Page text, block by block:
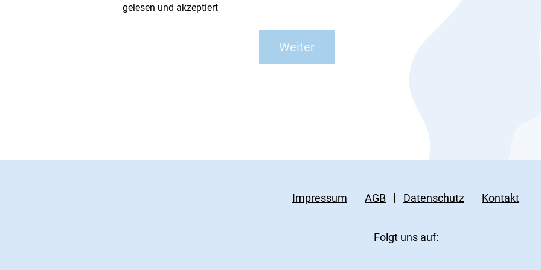
gelesen und akzeptiert
Impressum AGB Datenschutz Kontakt
Folgt uns auf: